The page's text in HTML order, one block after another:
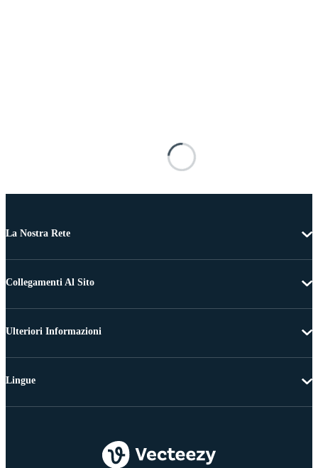
La Nostra Rete
Collegamenti Al Sito
Ulteriori Informazioni
Lingue